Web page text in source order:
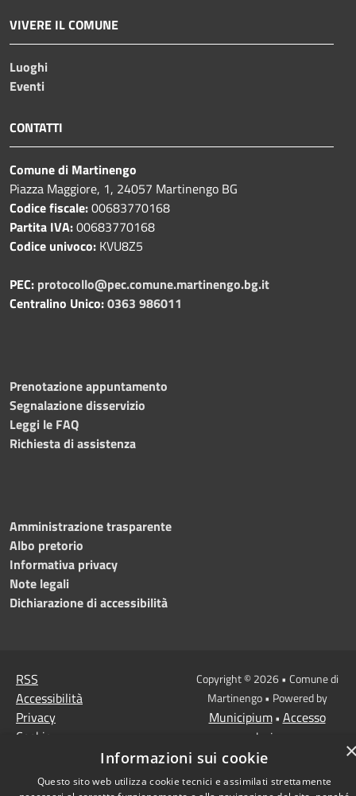
VIVERE IL COMUNE
Luoghi
Eventi
CONTATTI
Comune di Martinengo
Piazza Maggiore, 1, 24057 Martinengo BG
Codice fiscale:00683770168
Partita IVA:00683770168
Codice univoco: KVU8Z5
PEC: protocollo@pec.comune.martinengo.bg.it
Centralino Unico:0363 986011
Prenotazione appuntamento
Segnalazione disservizio
Leggi le FAQ
Richiesta di assistenza
Amministrazione trasparente
Albo pretorio
Informativa privacy
Note legali
Dichiarazione di accessibilità
RSS
Accessibilità
Privacy
Cookie
Copyright © 2026 • Comune di
Martinengo • Powered by
Municipium• Accesso
redazione
Informazioni sui cookie
Questo sito web utilizza cookie tecnici e assimilati strettamente